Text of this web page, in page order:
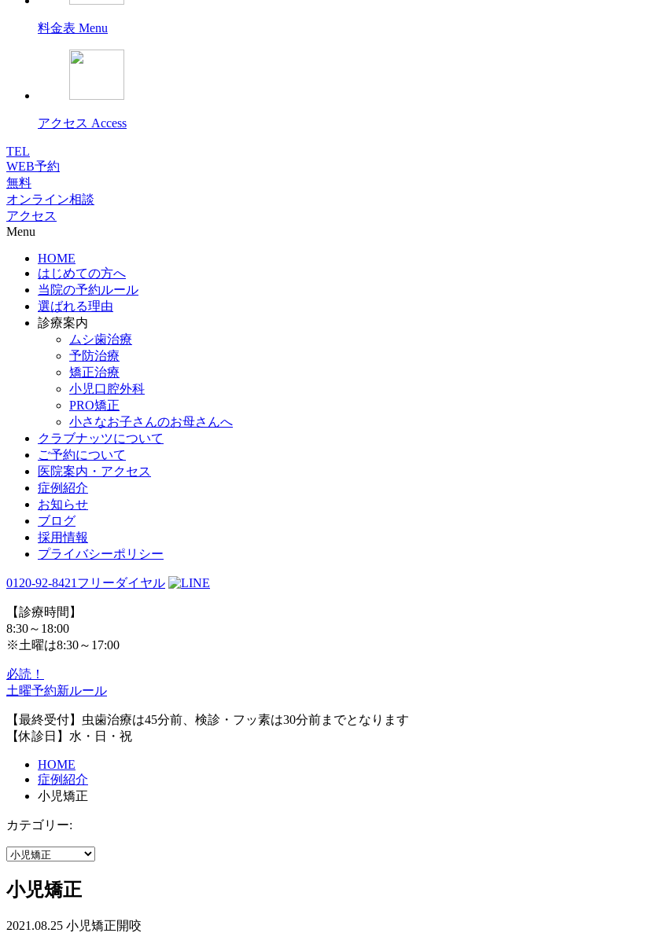
料金表 Menu
アクセス Access
TEL
WEB予約
無料
オンライン相談
アクセス
Menu
HOME
はじめての方へ
当院の予約ルール
選ばれる理由
診療案内
ムシ歯治療
予防治療
矯正治療
小児口腔外科
PRO矯正
小さなお子さんのお母さんへ
クラブナッツについて
ご予約について
医院案内・アクセス
症例紹介
お知らせ
ブログ
採用情報
プライバシーポリシー
0120-92-8421 フリーダイヤル
【診療時間】
8:30～18:00
※土曜は8:30～17:00
必読！
土曜予約新ルール
【最終受付】虫歯治療は45分前、検診・フッ素は30分前までとなります
【休診日】水・日・祝
HOME
症例紹介
小児矯正
カテゴリー:
小児矯正
2021.08.25 小児矯正開咬